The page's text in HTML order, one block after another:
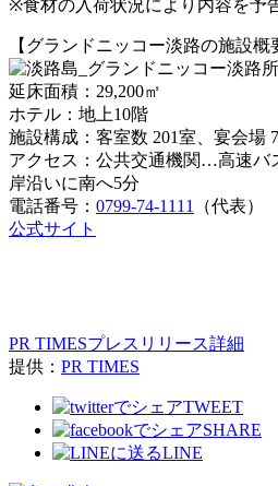
※食材の入荷状況により内容を予
【グランドニッコー淡路の施設概
延床面積：29,200㎡
ホテル：地上10階
施設構成：客室数 201室、宴会場
アクセス：公共交通機関…高速バ
岸沿いに南へ5分
電話番号： 0799-74-1111
（代表）
公式サイト
PR TIMESプレスリリース詳細
提供： PR TIMES
TWEET
SHARE
LINE